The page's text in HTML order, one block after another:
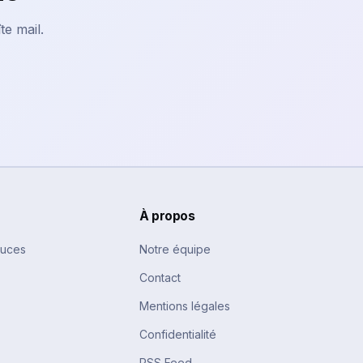
mail.
À propos
Notre équipe
Contact
Mentions légales
Confidentialité